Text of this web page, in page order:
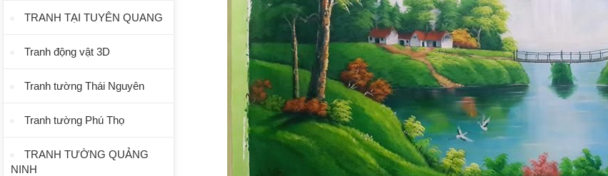
TRANH TẠI TUYÊN QUANG
Tranh động vật 3D
Tranh tường Thái Nguyên
Tranh tường Phú Thọ
TRANH TƯỜNG QUẢNG
NINH